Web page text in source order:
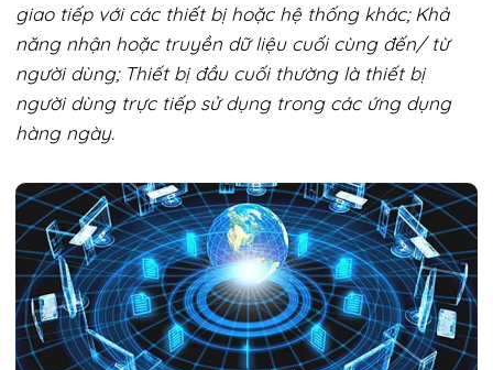
giao tiếp với các thiết bị hoặc hệ thống khác; Khả
năng nhận hoặc truyền dữ liệu cuối cùng đến/ từ
người dùng; Thiết bị đầu cuối thường là thiết bị
người dùng trực tiếp sử dụng trong các ứng dụng
hàng ngày.